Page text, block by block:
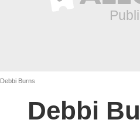
Debbi Burns
Debbi